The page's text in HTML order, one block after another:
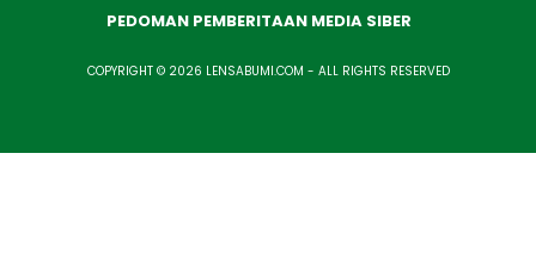
PEDOMAN PEMBERITAAN MEDIA SIBER
COPYRIGHT © 2026 LENSABUMI.COM - ALL RIGHTS RESERVED